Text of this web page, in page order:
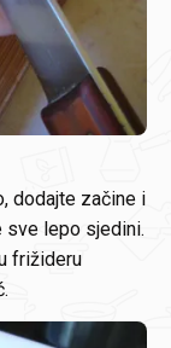
dodajte začine i
sve lepo sjedini.
frižideru